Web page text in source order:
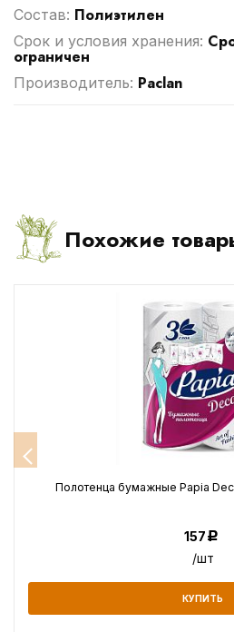
Cостав: Полиэтилен
Срок и условия хранения:
ограничен
Производитель: Paclan
Похожие
Полотенца бумажные Papia
157Р
/шт
КУПИТЬ